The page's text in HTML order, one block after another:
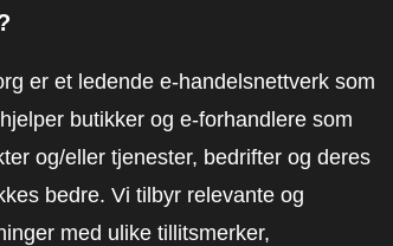
er et ledende e-handelsnettverk som
butikker og e-forhandlere som
og/eller tjenester, bedrifter og deres
bedre. Vi tilbyr relevante og
med ulike tillitsmerker,